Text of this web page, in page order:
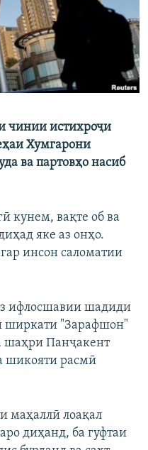
чинии истихроҷи
Хумгарони
ва партовҳо насиб
кунем, вақте об ва
яке аз онҳо.
инсон саломатии
ифлосшавии шадиди
ширкати "Зарафшон"
шаҳри Панҷакент
шикояти расмӣ
маҳаллӣ лоақал
диҳанд, ба гуфтаи